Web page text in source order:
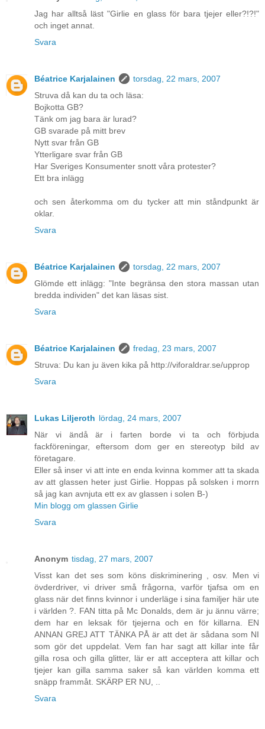
Jag har alltså läst "Girlie en glass för bara tjejer eller?!?!"
och inget annat.
Svara
Béatrice Karjalainen
torsdag, 22 mars, 2007
Struva då kan du ta och läsa:
Bojkotta GB?
Tänk om jag bara är lurad?
GB svarade på mitt brev
Nytt svar från GB
Ytterligare svar från GB
Har Sveriges Konsumenter snott våra protester?
Ett bra inlägg
och sen återkomma om du tycker att min ståndpunkt är
oklar.
Svara
Béatrice Karjalainen
torsdag, 22 mars, 2007
Glömde ett inlägg: "Inte begränsa den stora massan utan
bredda individen" det kan läsas sist.
Svara
Béatrice Karjalainen
fredag, 23 mars, 2007
Struva: Du kan ju även kika på http://viforaldrar.se/upprop
Svara
Lukas Liljeroth lördag, 24 mars, 2007
När vi ändå är i farten borde vi ta och förbjuda
fackföreningar, eftersom dom ger en stereotyp bild av
företagare.
Eller så inser vi att inte en enda kvinna kommer att ta skada
av att glassen heter just Girlie. Hoppas på solsken i morrn
så jag kan avnjuta ett ex av glassen i solen B-)
Min blogg om glassen Girlie
Svara
Anonym tisdag, 27 mars, 2007
Visst kan det ses som köns diskriminering , osv. Men vi
övderdriver, vi driver små frågorna, varför tjafsa om en
glass när det finns kvinnor i underläge i sina familjer här ute
i världen ?. FAN titta på Mc Donalds, dem är ju ännu värre;
dem har en leksak för tjejerna och en för killarna. EN
ANNAN GREJ ATT TÄNKA PÅ är att det är sådana som NI
som gör det uppdelat. Vem fan har sagt att killar inte får
gilla rosa och gilla glitter, lär er att acceptera att killar och
tjejer kan gilla samma saker så kan världen komma ett
snäpp frammåt. SKÄRP ER NU, ..
Svara